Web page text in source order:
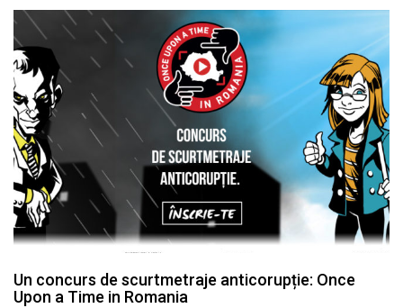
Un concurs de scurtmetraje anticorupție: Once
Upon a Time in Romania